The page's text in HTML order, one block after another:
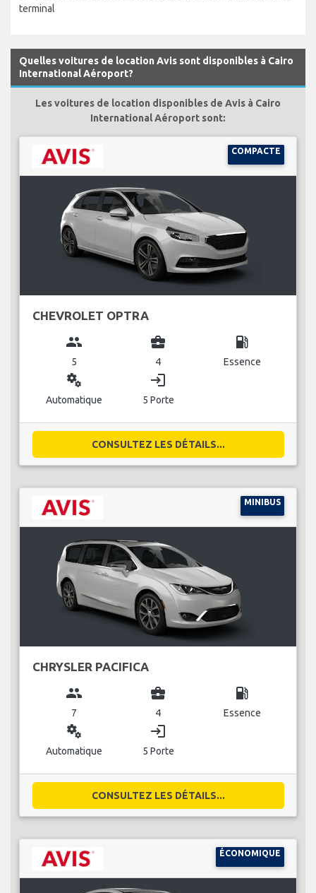
terminal
Quelles voitures de location Avis sont disponibles à Cairo
International Aéroport?
Les voitures de location disponibles de Avis à Cairo
International Aéroport sont:
COMPACTE
CHEVROLET OPTRA
group
5
business_center
4
local_gas_station
Essence
miscellaneous_services
Automatique
login
5 Porte
CONSULTEZ LES DÉTAILS...
MINIBUS
CHRYSLER PACIFICA
group
7
business_center
4
local_gas_station
Essence
miscellaneous_services
Automatique
login
5 Porte
CONSULTEZ LES DÉTAILS...
ÉCONOMIQUE